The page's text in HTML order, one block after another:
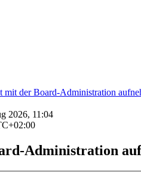
mit der Board-Administration
2026, 11:04
Administration